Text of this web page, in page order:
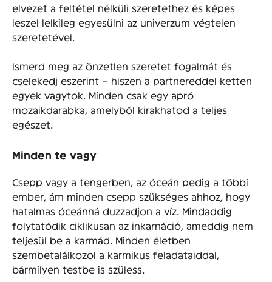
elvezet a feltétel nélküli szeretethez és képes
leszel lelkileg egyesülni az univerzum végtelen
szeretetével.
Ismerd meg az önzetlen szeretet fogalmát és
cselekedj eszerint – hiszen a partnereddel ketten
egyek vagytok. Minden csak egy apró
mozaikdarabka, amelyből kirakhatod a teljes
egészet.
Minden te vagy
Csepp vagy a tengerben, az óceán pedig a többi
ember, ám minden csepp szükséges ahhoz, hogy
hatalmas óceánná duzzadjon a víz. Mindaddig
folytatódik ciklikusan az inkarnáció, ameddig nem
teljesül be a karmád. Minden életben
szembetalálkozol a karmikus feladataiddal,
bármilyen testbe is szüless.